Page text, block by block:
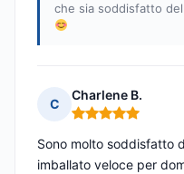
che sia soddisfatto
C
Charlene B.
Nota: 5 su 5
Sono molto soddisfatto
imballato veloce per